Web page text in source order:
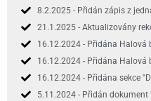
8.2.2025 - Přidán zápis z
21.1.2025 - Aktualizovány
16.12.2024 - Přidána Halová
16.12.2024 - Přidána Halová
16.12.2024 - Přidána sekce
5.11.2024 - Přidán